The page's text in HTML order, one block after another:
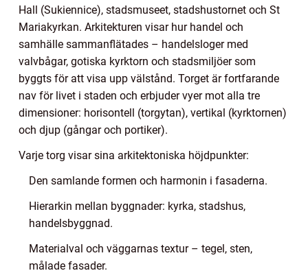
Hall (Sukiennice), stadsmuseet, stadshustornet och St
Mariakyrkan. Arkitekturen visar hur handel och
samhälle sammanflätades – handelsloger med
valvbågar, gotiska kyrktorn och stadsmiljöer som
byggts för att visa upp välstånd. Torget är fortfarande
nav för livet i staden och erbjuder vyer mot alla tre
dimensioner: horisontell (torgytan), vertikal (kyrktornen)
och djup (gångar och portiker).
Varje torg visar sina arkitektoniska höjdpunkter:
Den samlande formen och harmonin i fasaderna.
Hierarkin mellan byggnader: kyrka, stadshus,
handelsbyggnad.
Materialval och väggarnas textur – tegel, sten,
målade fasader.